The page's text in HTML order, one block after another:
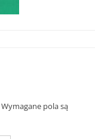
Wymagane pola są